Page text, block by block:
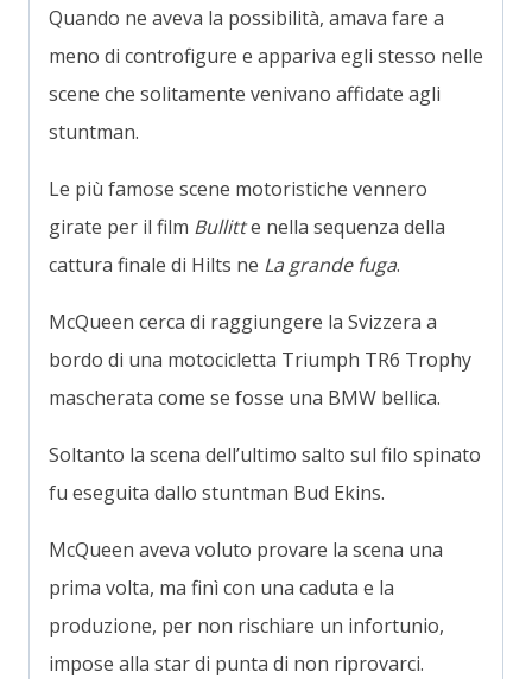
Quando ne aveva la possibilità, amava fare a
meno di controfigure e appariva egli stesso nelle
scene che solitamente venivano affidate agli
stuntman.
Le più famose scene motoristiche vennero
girate per il film Bullitte nella sequenza della
cattura finale di Hilts ne La grande fuga.
McQueen cerca di raggiungere la Svizzera a
bordo di una motocicletta Triumph TR6 Trophy
mascherata come se fosse una BMW bellica.
Soltanto la scena dell’ultimo salto sul filo spinato
fu eseguita dallo stuntman Bud Ekins.
McQueen aveva voluto provare la scena una
prima volta, ma finì con una caduta e la
produzione, per non rischiare un infortunio,
impose alla star di punta di non riprovarci.